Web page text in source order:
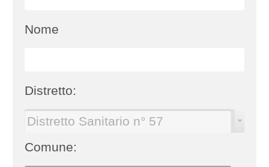
Nome
Distretto:
Distretto Sanitario n° 57
Comune: